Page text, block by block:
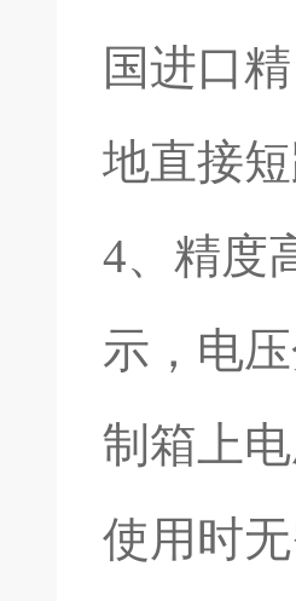
国进口
地直接
4、精度
示，电
制箱上
使用时